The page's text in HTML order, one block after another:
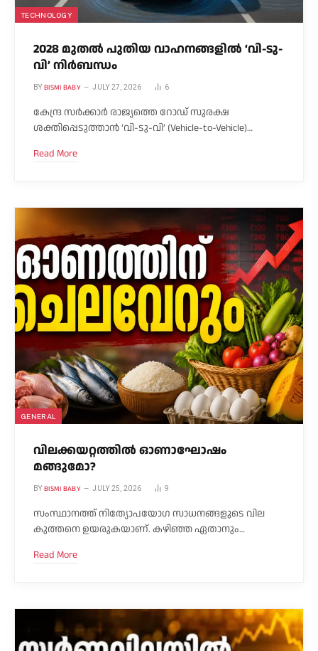
TECHNOLOGY
2028 മുതൽ പുതിയ വാഹനങ്ങളിൽ ‘വി-ടു-
വി’ നിർബന്ധം
BY BISMI BABY JULY 27, 2026 6
കേന്ദ്ര സർക്കാർ രാജ്യത്തെ റോഡ് സുരക്ഷ
ശക്തിപ്പെടുത്താൻ ‘വി-ടു-വി’ (Vehicle-to-Vehicle)…
Read More
GENERAL
വിലക്കയറ്റത്തിൽ ഓണാഘോഷം
മങ്ങുമോ?
BY BISMI BABY JULY 25, 2026 9
സംസ്ഥാനത്ത് നിത്യോപയോഗ സാധനങ്ങളുടെ വില
കുത്തനെ ഉയരുകയാണ്. കഴിഞ്ഞ ഏതാനും…
Read More